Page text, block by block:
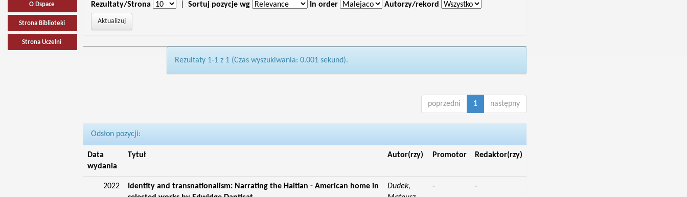
O Dspace
Strona Biblioteki
Strona Uczelni
Rezultaty/Strona Sortuj pozycje wg In order Autorzy/rekord
Rezultaty 1-1 z 1 (Czas wyszukiwania: 0.001 sekund).
poprzedni 1 następny
Odsłon pozycji:
Data
wydania
Tytuł Autor(rzy) Promotor Redaktor(rzy)
2022
Identity and transnationalism: Narrating the Haitian - American home in
Dudek,
- -